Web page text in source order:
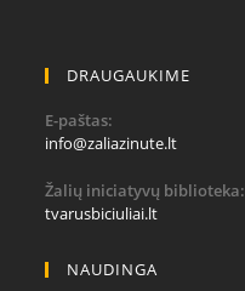
DRAUGAUKIME
E-paštas:
info@zaliazinute.ltOpens
your
Žalių iniciatyvų biblioteka:
tvarusbiciuliai.lt
NAUDINGA